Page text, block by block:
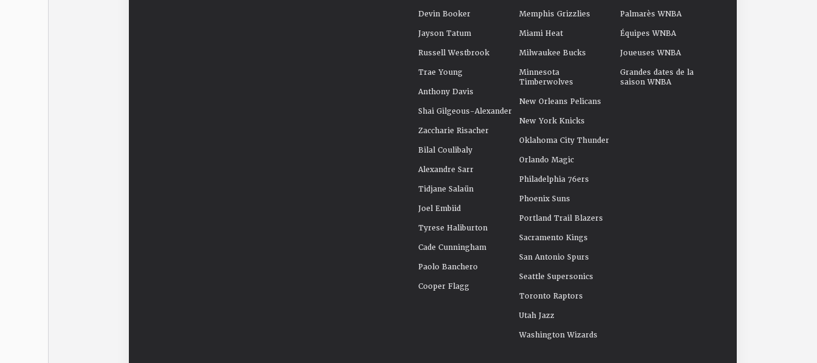
Devin Booker
Jayson Tatum
Russell Westbrook
Trae Young
Anthony Davis
Shai Gilgeous-Alexander
Zaccharie Risacher
Bilal Coulibaly
Alexandre Sarr
Tidjane Salaün
Joel Embiid
Tyrese Haliburton
Cade Cunningham
Paolo Banchero
Cooper Flagg
Memphis Grizzlies
Miami Heat
Milwaukee Bucks
Minnesota
Timberwolves
New Orleans Pelicans
New York Knicks
Oklahoma City Thunder
Orlando Magic
Philadelphia 76ers
Phoenix Suns
Portland Trail Blazers
Sacramento Kings
San Antonio Spurs
Seattle Supersonics
Toronto Raptors
Utah Jazz
Washington Wizards
Palmarès WNBA
Équipes WNBA
Joueuses WNBA
Grandes dates de la
saison WNBA